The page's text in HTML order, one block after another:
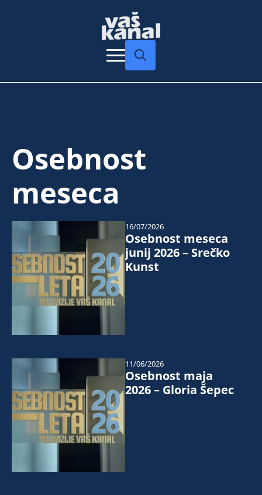
Osebnost
meseca
Osebnost meseca
junij 2026 – Srečko
Kunst
16/07/2026
Osebnost maja
2026 – Gloria Šepec
11/06/2026